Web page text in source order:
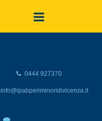
0444 927370
info@ipabperiminoridivicenza.it